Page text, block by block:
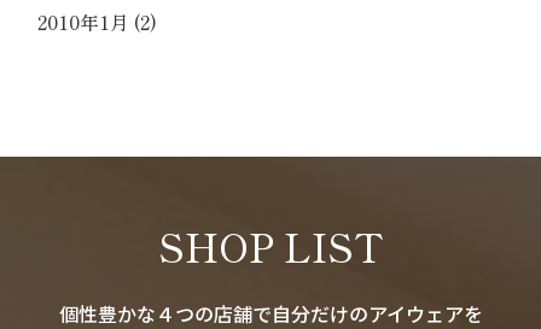
2010年1月 (2)
SHOP LIST
個性豊かな４つの店舗で自分だけのアイウェアを